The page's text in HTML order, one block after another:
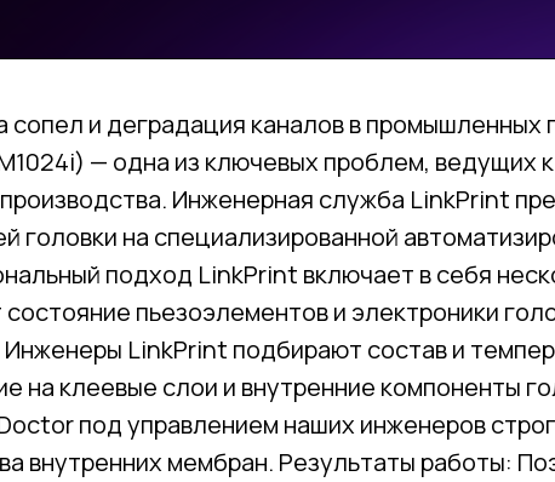
сопел и деградация каналов в
— одна из ключевых проблем,
Инженерная служба LinkPrint
головки на специализированной
подход LinkPrint включает в себя
пьезоэлементов и электроники
Инженеры LinkPrint подбирают состав и
на клеевые слои и внутренние компоненты
под управлением наших инженеров
внутренних мембран. Результаты работы: